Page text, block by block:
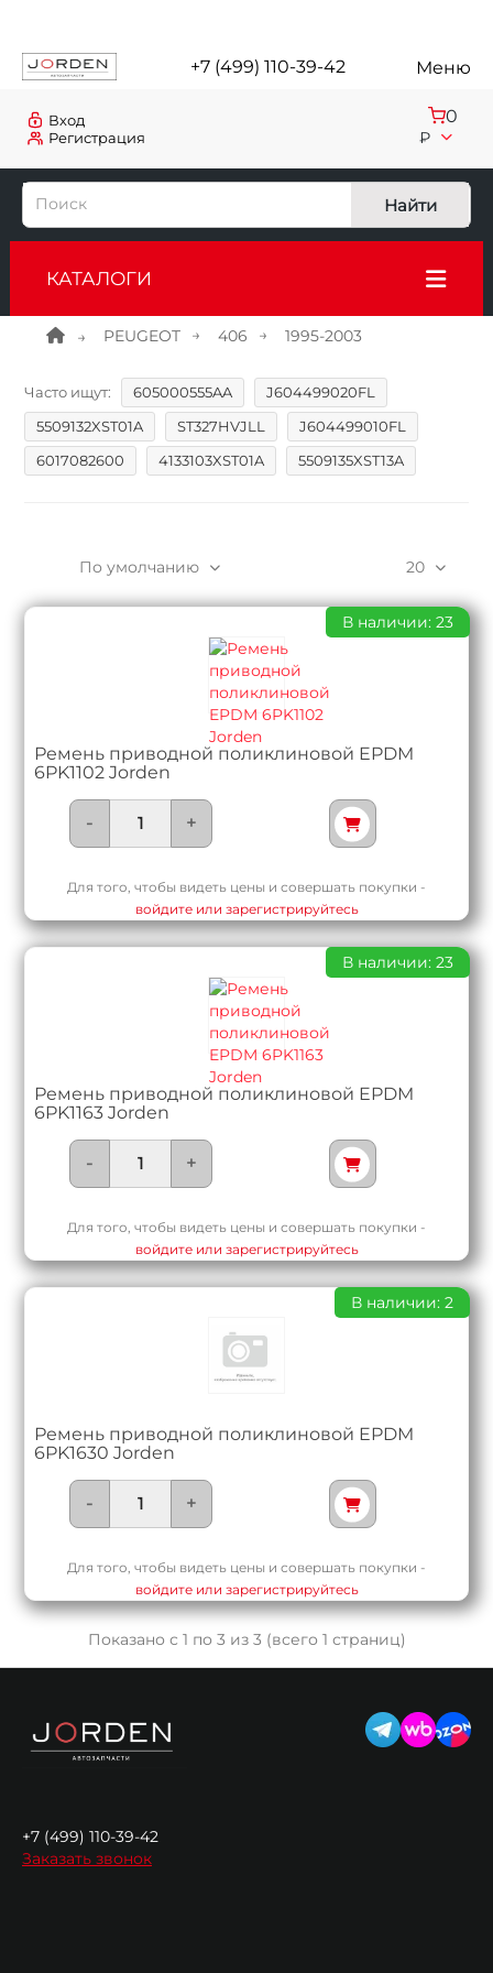
+7 (499) 110-39-42 Меню
Регистрация
Вход 0
₽
Найти
КАТАЛОГИ
PEUGEOT 406 1995-2003
Часто ищут: 605000555AA
J604499020FL
5509132XST01A
ST327HVJLL
J604499010FL
6017082600
4133103XST01A 5509135XST13A
20
По умолчанию
Ремень приводной поликлиновой EPDM
6PK1102 Jorden
В наличии: 23
- +
Для того, чтобы видеть цены и совершать покупки -
войдите или зарегистрируйтесь
Ремень приводной поликлиновой EPDM
6PK1163 Jorden
В наличии: 23
- +
Для того, чтобы видеть цены и совершать покупки -
войдите или зарегистрируйтесь
Ремень приводной поликлиновой EPDM
6PK1630 Jorden
В наличии: 2
- +
Для того, чтобы видеть цены и совершать покупки -
войдите или зарегистрируйтесь
Показано с 1 по 3 из 3 (всего 1 страниц)
+7 (499) 110-39-42
Заказать звонок